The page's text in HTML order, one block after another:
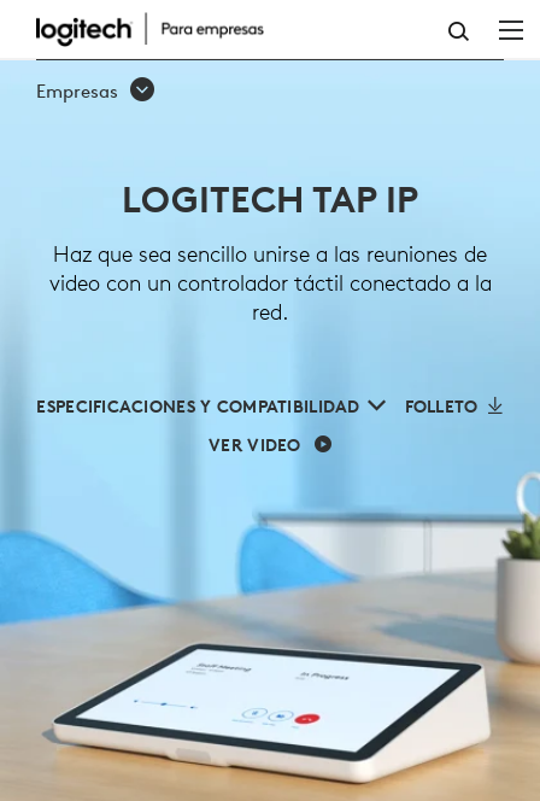
LOGITECH
TAP
Empresas
LOGITECH TAP IP
Haz que sea sencillo unirse a las reuniones de
video con un controlador táctil conectado a la
red.
ESPECIFICACIONES Y COMPATIBILIDAD
FOLLETO
VER VIDEO